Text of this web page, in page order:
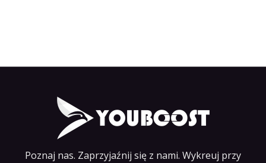
Poznaj nas. Zaprzyjaźnij się z nami. Wykreuj przy